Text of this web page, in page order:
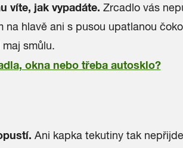
víte, jak vypadáte. Zrcadlo vás
na hlavě ani s pusou upatlanou
smůlu.
okna nebo třeba autosklo?
Ani kapka tekutiny tak